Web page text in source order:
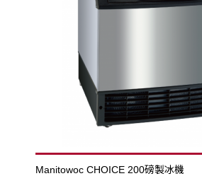
Manitowoc CHOICE 200磅製冰機